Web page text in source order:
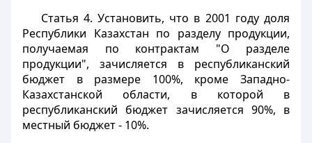
Статья 4. Установить, что в 2001 году доля
Республики Казахстан по разделу продукции,
получаемая по контрактам "О разделе
продукции", зачисляется в республиканский
бюджет в размере 100%, кроме Западно-
Казахстанской области, в которой в
республиканский бюджет зачисляется 90%, в
местный бюджет - 10%.